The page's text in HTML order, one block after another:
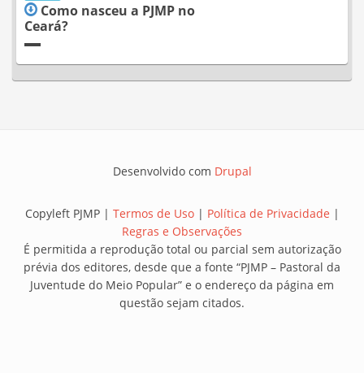
Como nasceu a PJMP no
Ceará?
Desenvolvido com Drupal
Copyleft PJMP | Termos de Uso| Política de Privacidade |
Regras e Observações
É permitida a reprodução total ou parcial sem autorização
prévia dos editores, desde que a fonte “PJMP – Pastoral da
Juventude do Meio Popular” e o endereço da página em
questão sejam citados.